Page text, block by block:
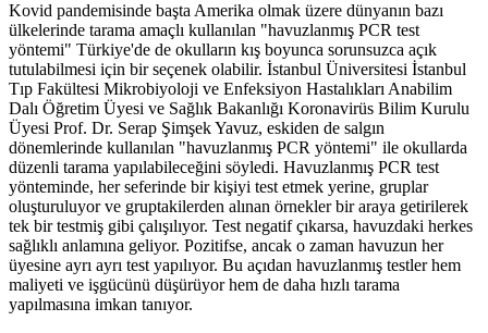
Kovid pandemisinde başta Amerika olmak üzere dünyanın bazı
ülkelerinde tarama amaçlı kullanılan "havuzlanmış PCR test
yöntemi" Türkiye'de de okulların kış boyunca sorunsuzca açık
tutulabilmesi için bir seçenek olabilir. İstanbul Üniversitesi İstanbul
Tıp Fakültesi Mikrobiyoloji ve Enfeksiyon Hastalıkları Anabilim
Dalı Öğretim Üyesi ve Sağlık Bakanlığı Koronavirüs Bilim Kurulu
Üyesi Prof. Dr. Serap Şimşek Yavuz, eskiden de salgın
dönemlerinde kullanılan "havuzlanmış PCR yöntemi" ile okullarda
düzenli tarama yapılabileceğini söyledi. Havuzlanmış PCR test
yönteminde, her seferinde bir kişiyi test etmek yerine, gruplar
oluşturuluyor ve gruptakilerden alınan örnekler bir araya getirilerek
tek bir testmiş gibi çalışılıyor. Test negatif çıkarsa, havuzdaki herkes
sağlıklı anlamına geliyor. Pozitifse, ancak o zaman havuzun her
üyesine ayrı ayrı test yapılıyor. Bu açıdan havuzlanmış testler hem
maliyeti ve işgücünü düşürüyor hem de daha hızlı tarama
yapılmasına imkan tanıyor.